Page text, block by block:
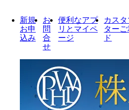
新規
お申
込み
お
問
合
せ
便利なアプ
リとマイペ
ージ
カス
ター
ド